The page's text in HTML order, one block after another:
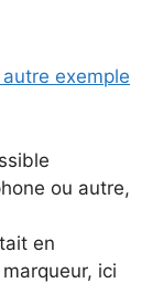
exemple
ou autre,
en
ici